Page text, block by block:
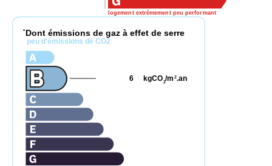
logement extrêmement peu performant
* Dont émissions de gaz à effet de serre
peu d'émissions de CO2
kgCO2/m 2.an
6